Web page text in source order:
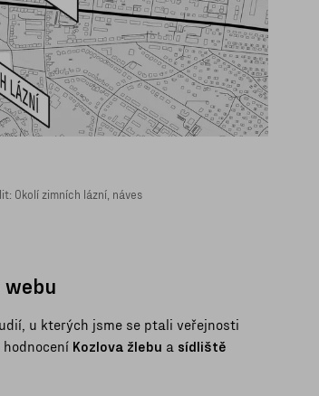
Okolí zimních lázní, náves
u kterých jsme se ptali veřejnosti
Kozlova žlebu a sídliště